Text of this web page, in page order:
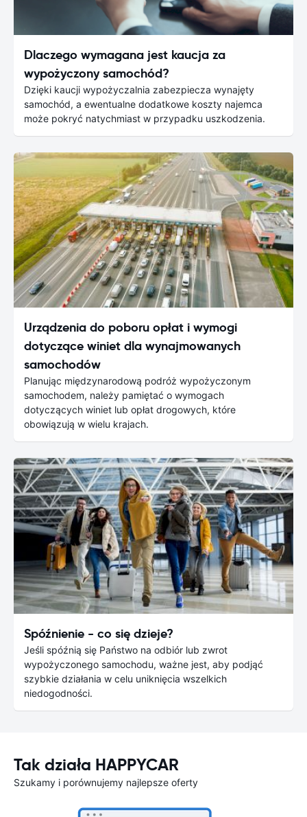
Dlaczego wymagana jest kaucja za
wypożyczony samochód?
Dzięki kaucji wypożyczalnia zabezpiecza wynajęty
samochód, a ewentualne dodatkowe koszty najemca
może pokryć natychmiast w przypadku uszkodzenia.
Urządzenia do poboru opłat i wymogi
dotyczące winiet dla wynajmowanych
samochodów
Planując międzynarodową podróż wypożyczonym
samochodem, należy pamiętać o wymogach
dotyczących winiet lub opłat drogowych, które
obowiązują w wielu krajach.
Spóźnienie - co się dzieje?
Jeśli spóźnią się Państwo na odbiór lub zwrot
wypożyczonego samochodu, ważne jest, aby podjąć
szybkie działania w celu uniknięcia wszelkich
niedogodności.
Tak działa HAPPYCAR
Szukamy i porównujemy najlepsze oferty